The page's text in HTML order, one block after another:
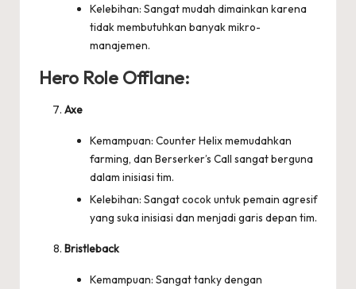
Kelebihan: Sangat mudah dimainkan karena
tidak membutuhkan banyak mikro-
manajemen.
Hero Role Offlane:
Axe
Kemampuan: Counter Helix memudahkan
farming, dan Berserker’s Call sangat berguna
dalam inisiasi tim.
Kelebihan: Sangat cocok untuk pemain agresif
yang suka inisiasi dan menjadi garis depan tim.
Bristleback
Kemampuan: Sangat tanky dengan